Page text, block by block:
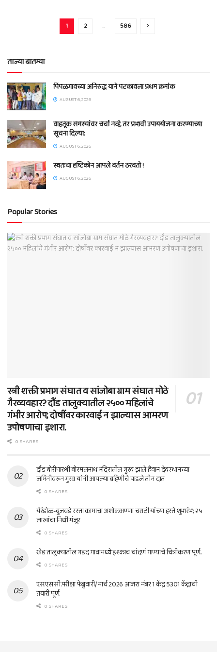
1 2 … 586
ताज्या बातम्या
पिंपळगावच्या अनिरुद्ध याने पटकावला प्रथम क्रमांक
AUGUST 6, 2026
वाहतूक समस्यांवर चर्चा नव्हे, तर प्रभावी उपाययोजना करण्याच्या
सूचना दिल्या:
AUGUST 6, 2026
स्वतःचा दृष्टिकोन आपले वर्तन ठरवतो !
AUGUST 6, 2026
Popular Stories
स्त्री शक्ती प्रभाग संघात व सांजोबा ग्राम संघात मोठे
गैरव्यवहार? दौंड तालुक्यातील २५०० महिलांचे
गंभीर आरोप; दोषींवर कारवाई न झाल्यास आमरण
उपोषणाचा इशारा.
0 SHARES
दौंड बोरीपारधी बोरमलनाथ मंदिरातील गुरव झाले हैवान देवस्थानच्या
जमिनीवरून गुरव यांनी आपल्या बहिणीचे पाडले तीन दात
0 SHARES
येरंडोळ-बुजवडे रस्ता कामाचा अशोकअण्णा चराटी यांच्या हस्ते शुभारंभ; २५
लाखांचा निधी मंजूर
0 SHARES
खेड तालुक्यातील गडद गावामध्ये इश्काच चांदणं गाण्याचे चित्रीकरण पूर्ण..
0 SHARES
एस.एस.सी.परीक्षा फेब्रुवारी/ मार्च 2026 आजरा नंबर 1 केंद्र 5301 केंद्राची
तयारी पूर्ण.
0 SHARES